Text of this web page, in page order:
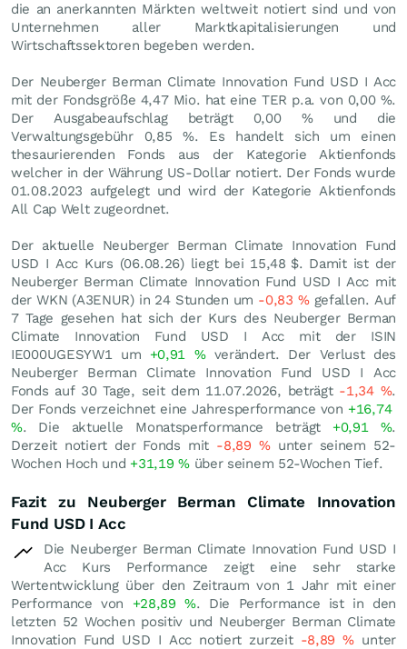
die an anerkannten Märkten weltweit notiert sind und von
Unternehmen aller Marktkapitalisierungen und
Wirtschaftssektoren begeben werden.
Der Neuberger Berman Climate Innovation Fund USD I Acc
mit der Fondsgröße 4,47 Mio. hat eine TER p.a. von 0,00 %.
Der Ausgabeaufschlag beträgt 0,00 % und die
Verwaltungsgebühr 0,85 %. Es handelt sich um einen
thesaurierenden Fonds aus der Kategorie Aktienfonds
welcher in der Währung US-Dollar notiert. Der Fonds wurde
01.08.2023 aufgelegt und wird der Kategorie Aktienfonds
All Cap Welt zugeordnet.
Der aktuelle Neuberger Berman Climate Innovation Fund
USD I Acc Kurs (06.08.26) liegt bei 15,48 $. Damit ist der
Neuberger Berman Climate Innovation Fund USD I Acc mit
der WKN (A3ENUR) in 24 Stunden um -0,83 %gefallen. Auf
7 Tage gesehen hat sich der Kurs des Neuberger Berman
Climate Innovation Fund USD I Acc mit der ISIN
IE000UGESYW1 um +0,91 %verändert. Der Verlust des
Neuberger Berman Climate Innovation Fund USD I Acc
Fonds auf 30 Tage, seit dem 11.07.2026, beträgt -1,34 %.
Der Fonds verzeichnet eine Jahresperformance von +16,74
%. Die aktuelle Monatsperformance beträgt +0,91 %.
Derzeit notiert der Fonds mit -8,89 %unter seinem 52-
Wochen Hoch und +31,19%über seinem 52-Wochen Tief.
Fazit zu Neuberger Berman Climate Innovation
Fund USD I Acc
Die Neuberger Berman Climate Innovation Fund USD I
Acc Kurs Performance zeigt eine sehr starke
Wertentwicklung über den Zeitraum von 1 Jahr mit einer
Performance von +28,89%. Die Performance ist in den
letzten 52 Wochen positiv und Neuberger Berman Climate
Innovation Fund USD I Acc notiert zurzeit -8,89% unter